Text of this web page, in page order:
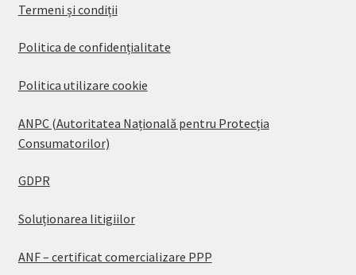
Termeni și condiții
Politica de confidențialitate
Politica utilizare cookie
ANPC (Autoritatea Națională pentru Protecția
Consumatorilor)
GDPR
Soluționarea litigiilor
ANF – certificat comercializare PPP